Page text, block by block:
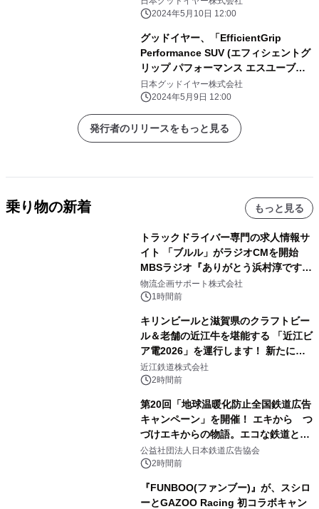
2024年5月10日 12:00
グッドイヤー、「EfficientGrip
Performance SUV (エフィシェントグ
リップ パフォーマンス エスユーブ
イ)」が ボルボ「EX30」に純正装着
日本グッドイヤー株式会社
2024年5月9日 12:00
発行者のリリースをもっと見る
乗り物の新着 もっと見る
トラックドライバー専門の求人情報サ
イト 「ブルル」がラジオCMを開始
MBSラジオ『ありがとう浜村淳です』
にて8月1日(土)より
物流企画サポート株式会社
1時間前
キリンビールと滋賀県のクラフトビー
ル＆老舗の近江牛を堪能する 「近江ビ
ア電2026」を運行します！ 新たに
「長濱浪漫ビール」が参加！キリン一
番搾り飲み放題が復活！
近江鉄道株式会社
2時間前
第20回「地球温暖化防止全国鉄道広告
キャンペーン」を開催！ エキから つ
づけエキからの物語。エコな鉄道とと
もに。
公益社団法人日本鉄道広告協会
2時間前
『FUNBOO(ファンブー)』が、スシロ
ーとGAZOO Racing 初コラボキャン